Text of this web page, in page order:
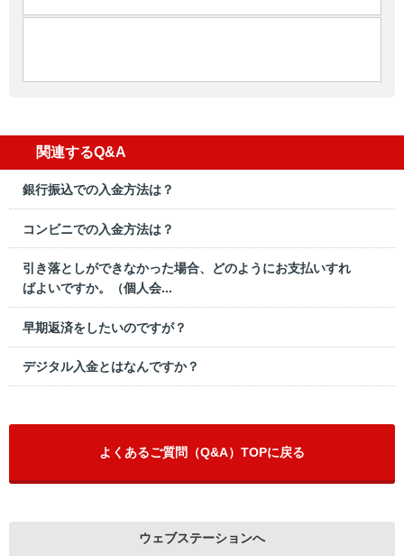
関連するQ&A
銀行振込での入金方法は？
コンビニでの入金方法は？
引き落としができなかった場合、どのようにお支払いすれ
ばよいですか。（個人会...
早期返済をしたいのですが？
デジタル入金とはなんですか？
よくあるご質問（Q&A）TOPに戻る
ウェブステーションへ